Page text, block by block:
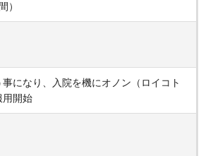
）
になり、入院を機にオノン（ロイコト
用開始